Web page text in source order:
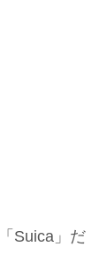
Suica」だ